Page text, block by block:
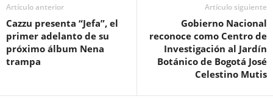
Artículo anterior
Cazzu presenta “Jefa”, el
primer adelanto de su
próximo álbum Nena
trampa
Artículo siguiente
Gobierno Nacional
reconoce como Centro de
Investigación al Jardín
Botánico de Bogotá José
Celestino Mutis